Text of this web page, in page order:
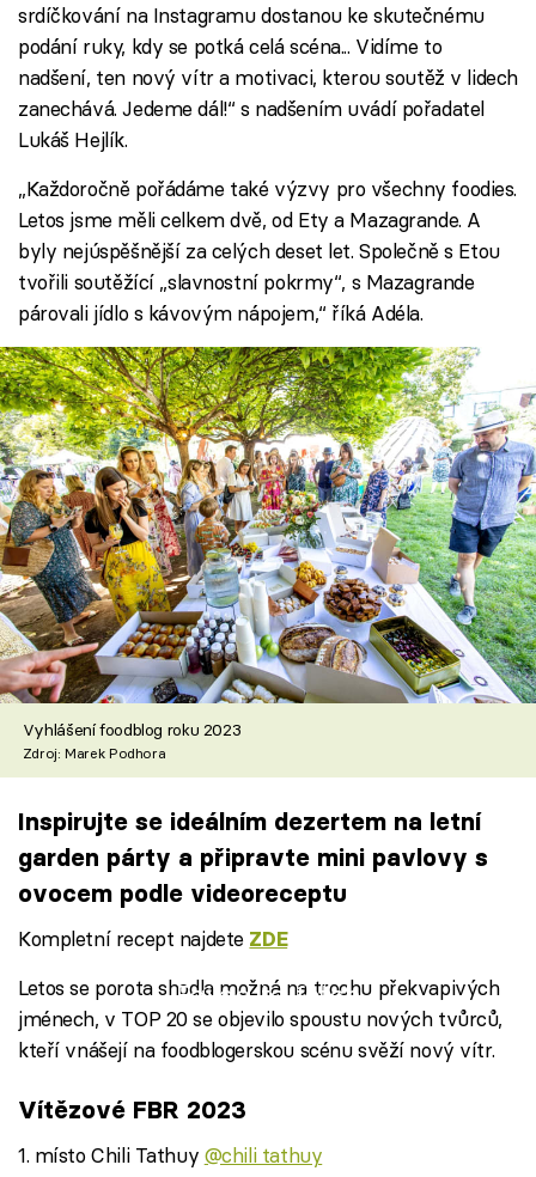
srdíčkování na Instagramu dostanou ke skutečnému
podání ruky, kdy se potká celá scéna... Vidíme to
nadšení, ten nový vítr a motivaci, kterou soutěž v lidech
zanechává. Jedeme dál!“ s nadšením uvádí pořadatel
Lukáš Hejlík.
„Každoročně pořádáme také výzvy pro všechny foodies.
Letos jsme měli celkem dvě, od Ety a Mazagrande. A
byly nejúspěšnější za celých deset let. Společně s Etou
tvořili soutěžící „slavnostní pokrmy“, s Mazagrande
párovali jídlo s kávovým nápojem,“ říká Adéla.
Vyhlášení foodblog roku 2023
Zdroj: Marek Podhora
Inspirujte se ideálním dezertem na letní
garden párty a připravte mini pavlovy s
ovocem podle videoreceptu
Kompletní recept najdete ZDE
Failed to fetch
Letos se porota shodla možná na trochu překvapivých
jménech, v TOP 20 se objevilo spoustu nových tvůrců,
kteří vnášejí na foodblogerskou scénu svěží nový vítr.
Vítězové FBR 2023
1. místo Chili Tathuy @chili tathuy